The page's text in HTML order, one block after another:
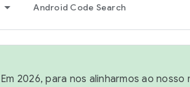
Android Code Search
Em 2026, para nos alinharmos ao